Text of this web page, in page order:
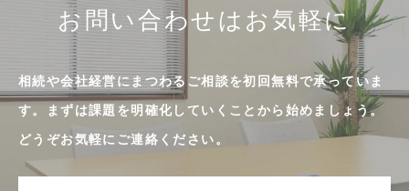
お問い合わせはお気軽に
相続や会社経営にまつわるご相談を初回無料で承っていま
す。まずは課題を明確化していくことから始めましょう。
どうぞお気軽にご連絡ください。